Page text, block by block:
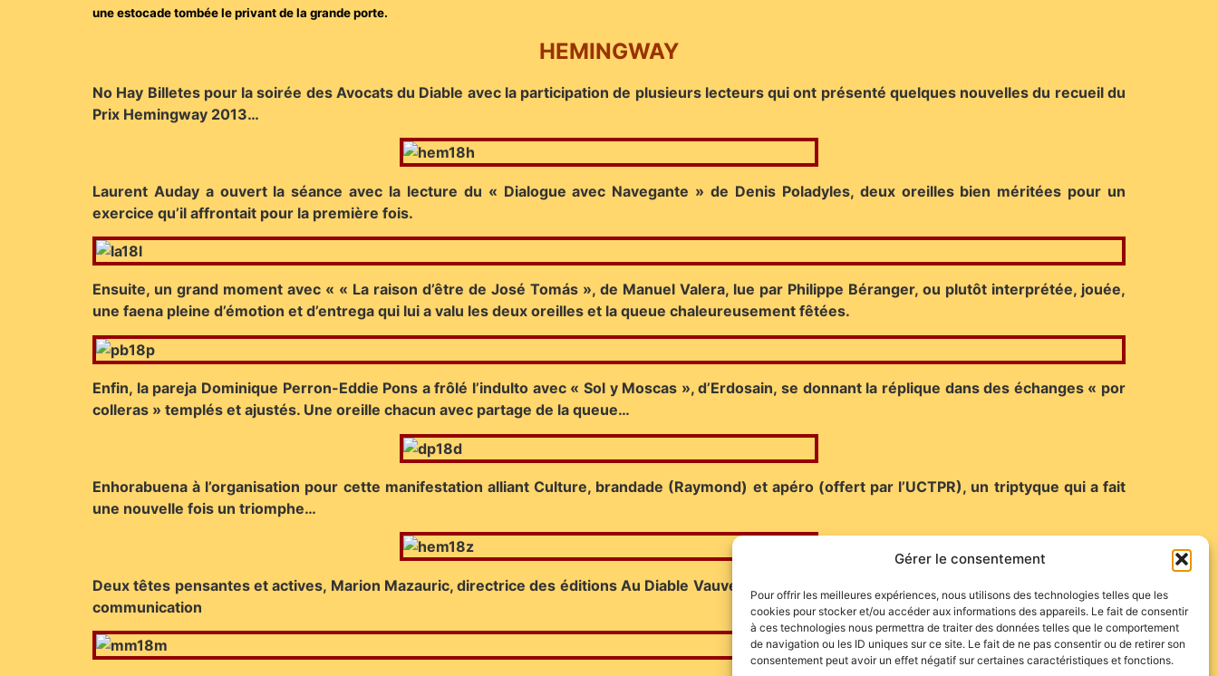
Gérer le consentement
Pour offrir les meilleures expériences, nous utilisons des technologies telles que les
cookies pour stocker et/ou accéder aux informations des appareils. Le fait de consentir
à ces technologies nous permettra de traiter des données telles que le comportement
de navigation ou les ID uniques sur ce site. Le fait de ne pas consentir ou de retirer son
consentement peut avoir un effet négatif sur certaines caractéristiques et fonctions.
une estocade tombée le privant de la grande porte.
HEMINGWAY
No Hay Billetes pour la soirée des Avocats du Diable avec la participation de plusieurs lecteurs qui ont présenté quelques nouvelles du recueil du
Prix Hemingway 2013…
Laurent Auday a ouvert la séance avec la lecture du « Dialogue avec Navegante » de Denis Poladyles, deux oreilles bien méritées pour un
exercice qu’il affrontait pour la première fois.
Ensuite, un grand moment avec « « La raison d’être de José Tomás », de Manuel Valera, lue par Philippe Béranger, ou plutôt interprétée, jouée,
une faena pleine d’émotion et d’entrega qui lui a valu les deux oreilles et la queue chaleureusement fêtées.
Enfin, la pareja Dominique Perron-Eddie Pons a frôlé l’indulto avec « Sol y Moscas », d’Erdosain, se donnant la réplique dans des échanges « por
colleras » templés et ajustés. Une oreille chacun avec partage de la queue…
Enhorabuena à l’organisation pour cette manifestation alliant Culture, brandade (Raymond) et apéro (offert par l’UCTPR), un triptyque qui a fait
une nouvelle fois un triomphe…
Deux têtes pensantes et actives, Marion Mazauric, directrice des éditions Au Diable Vauvert, et masquée en arrière-plan, Peggy Liby, chargée de
communication